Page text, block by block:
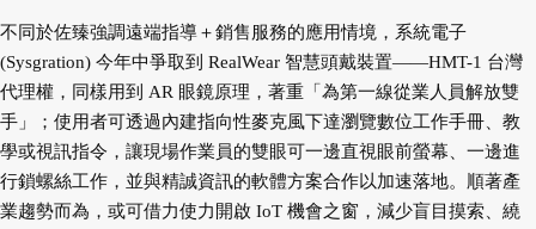
不同於佐臻強調遠端指導＋銷售服務的應用情境，系統電子
(Sysgration) 今年中爭取到 RealWear 智慧頭戴裝置——HMT-1 台灣
代理權，同樣用到 AR 眼鏡原理，著重「為第一線從業人員解放雙
手」；使用者可透過內建指向性麥克風下達瀏覽數位工作手冊、教
學或視訊指令，讓現場作業員的雙眼可一邊直視眼前螢幕、一邊進
行鎖螺絲工作，並與精誠資訊的軟體方案合作以加速落地。順著產
業趨勢而為，或可借力使力開啟 IoT 機會之窗，減少盲目摸索、繞